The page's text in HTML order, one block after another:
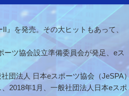
』を発売。その大ヒットもあって、
ーツ協会設立準備委員会が発足、eス
団法人 日本eスポーツ協会（JeSPA）
2018年1月、一般社団法人日本eスポ